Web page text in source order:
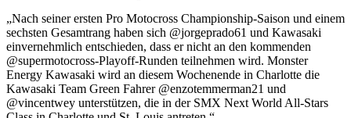
„Nach seiner ersten Pro Motocross Championship-Saison und einem
sechsten Gesamtrang haben sich @jorgeprado61 und Kawasaki
einvernehmlich entschieden, dass er nicht an den kommenden
@supermotocross-Playoff-Runden teilnehmen wird. Monster
Energy Kawasaki wird an diesem Wochenende in Charlotte die
Kawasaki Team Green Fahrer @enzotemmerman21 und
@vincentwey unterstützen, die in der SMX Next World All-Stars